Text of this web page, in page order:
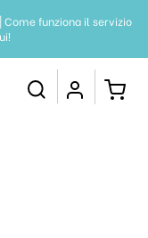
funziona il servizio